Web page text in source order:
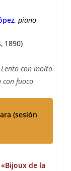
, piano
1890)
con molto
fuoco
(sesión
de la